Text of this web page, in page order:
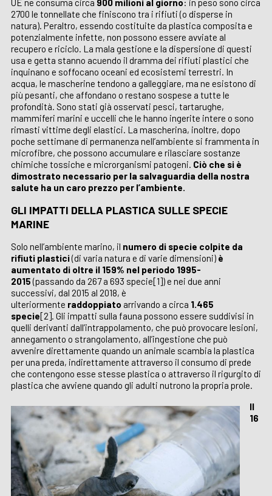
UE ne consuma circa 900 milioni al giorno: in peso sono circa
2700 le tonnellate che finiscono tra i rifiuti (o disperse in
natura). Peraltro, essendo costituite da plastica composita e
potenzialmente infette, non possono essere avviate al
recupero e riciclo. La mala gestione e la dispersione di questi
usa e getta stanno acuendo il dramma dei rifiuti plastici che
inquinano e soffocano oceani ed ecosistemi terrestri. In
acqua, le mascherine tendono a galleggiare, ma ne esistono di
più pesanti, che affondano o restano sospese a tutte le
profondità. Sono stati già osservati pesci, tartarughe,
mammiferi marini e uccelli che le hanno ingerite intere o sono
rimasti vittime degli elastici. La mascherina, inoltre, dopo
poche settimane di permanenza nell’ambiente si frammenta in
microfibre, che possono accumulare e rilasciare sostanze
chimiche tossiche e microrganismi patogeni. Ciò che si è
dimostrato necessario per la salvaguardia della nostra
salute ha un caro prezzo per l’ambiente.
GLI IMPATTI DELLA PLASTICA SULLE SPECIE
MARINE
Solo nell’ambiente marino, il numero di specie colpite da
rifiuti plastici(di varia natura e di varie dimensioni) è
aumentato di oltre il 159% nel periodo 1995-
2015(passando da 267 a 693 specie[1]) e nei due anni
successivi, dal 2015 al 2018, è
ulteriormente raddoppiato arrivando a circa 1.465
specie[2]. Gli impatti sulla fauna possono essere suddivisi in
quelli derivanti dall’intrappolamento, che può provocare lesioni,
annegamento o strangolamento, all’ingestione che può
avvenire direttamente quando un animale scambia la plastica
per una preda, indirettamente attraverso il consumo di prede
che contengono esse stesse plastica o attraverso il rigurgito di
plastica che avviene quando gli adulti nutrono la propria prole.
Il
16